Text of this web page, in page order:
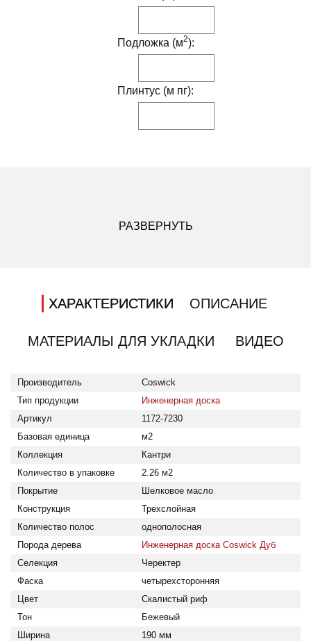
Подложка (м2):
Плинтус (м пг):
РАЗВЕРНУТЬ
ХАРАКТЕРИСТИКИ ОПИСАНИЕ
МАТЕРИАЛЫ ДЛЯ УКЛАДКИ ВИДЕО
Тип продукции: Инженерная доска; Производитель:
Производитель
Coswick
Тип продукции
Инженерная доска
Артикул
1172-7230
Базовая единица
м2
Коллекция
Кантри
Количество в упаковке
2.26 м2
Покрытие
Шелковое масло
Конструкция
Трехслойная
Количество полос
однополосная
Порода дерева
Инженерная доска Coswick Дуб
Селекция
Черектер
Фаска
четырехсторонняя
Цвет
Скалистый риф
Тон
Бежевый
Ширина
190 мм